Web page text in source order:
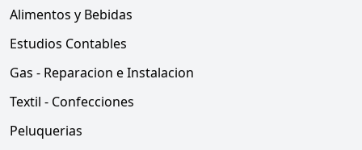
Alimentos y Bebidas
Estudios Contables
Gas - Reparacion e Instalacion
Textil - Confecciones
Peluquerias